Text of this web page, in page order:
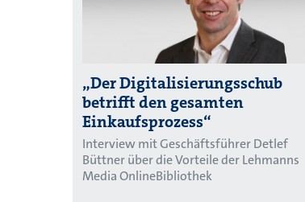
„Der Digitalisierungsschub
betrifft den gesamten
Einkaufsprozess“
Interview mit Geschäftsführer Detlef
Büttner über die Vorteile der Lehmanns
Media OnlineBibliothek